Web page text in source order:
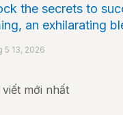
the secrets to
an exhilarating
5 13, 2026
viết mới nhất